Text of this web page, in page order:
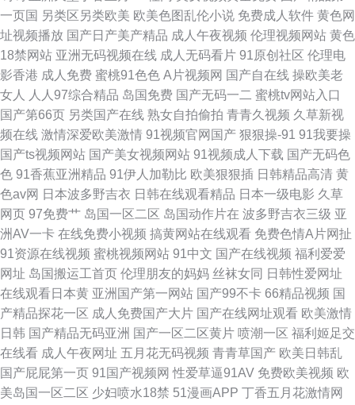
一页国 另类区另类欧美 欧美色图乱伦小说 免费成人软件 黄色网
址视频播放 国产日产美产精品 成人午夜视频 伦理视频网站 黄色
18禁网站 亚洲无码视频在线 成人无码看片 91原创社区 伦理电
影香港 成人免费 蜜桃91色色 A片视频网 国产自在线 操欧美老
女人
人人97综合精品 岛国免费 国产无码一二 蜜桃tv网站入口
国产第66页 另类国产在线 熟女自拍偷拍 青青久视频 久草新视
频在线 激情深爱欧美激情 91视频官网国产 狠狠操-91 91我要操
国产ts视频网站 国产美女视频网站 91视频成人下载 国产无码色
色 91香蕉亚洲精品 91伊人加勒比 欧美狠狠插 日韩精品高清 黄
色av网 日本波多野吉衣 日韩在线观看精品 日本一级电影 久草
网页 97免费艹 岛国一区二区 岛国动作片在 波多野吉衣三级 亚
洲AV一卡 在线免费小视频 搞黄网站在线观看 免费色情A片网扯
91资源在线视频 蜜桃视频网站 91中文 国产在线视频 福利爱爱
网址 岛国搬运工首页 伦理朋友的妈妈 丝袜女同 日韩性爱网址
在线观看日本黄 亚洲国产第一网站 国产99不卡 66精品视频 国
产精品探花一区 成人免费国产大片 国产在线网址观看 欧美激情
日韩 国产精品无码亚洲 国产一区二区黄片 喷潮一区 福利姬足交
在线看 成人午夜网址 五月花无码视频 青青草国产 欧美日韩乱
国产屁屁第一页 91国产视频网 性爱草逼91AV 免费欧美视频 欧
美岛国一区二区 少妇喷水18禁 51漫画APP 丁香五月花激情网